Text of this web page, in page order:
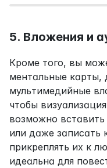
5. Вложения и
Кроме того, вы
ментальные карты,
мультимедийные
чтобы
возможно
или даже записать
прикреплять их к
идеальна для